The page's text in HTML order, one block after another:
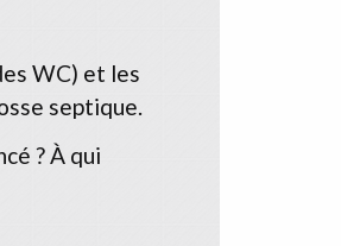
WC) et les
septique.
? À qui